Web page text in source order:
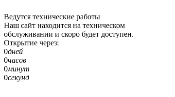
Ведутся технические работы
Наш сайт находится на техническом
обслуживании и скоро будет доступен.
Открытие через:
0дней
0часов
0минут
0секунд